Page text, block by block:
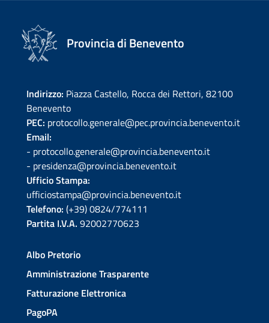
Provincia di Benevento
Indirizzo: Piazza Castello, Rocca dei Rettori, 82100
Benevento
PEC: protocollo.generale@pec.provincia.benevento.it
Email:
- protocollo.generale@provincia.benevento.it
- presidenza@provincia.benevento.it
Ufficio Stampa:
ufficiostampa@provincia.benevento.it
Telefono: (+39) 0824/774111
Partita I.V.A. 92002770623
Albo Pretorio
Amministrazione Trasparente
Fatturazione Elettronica
PagoPA